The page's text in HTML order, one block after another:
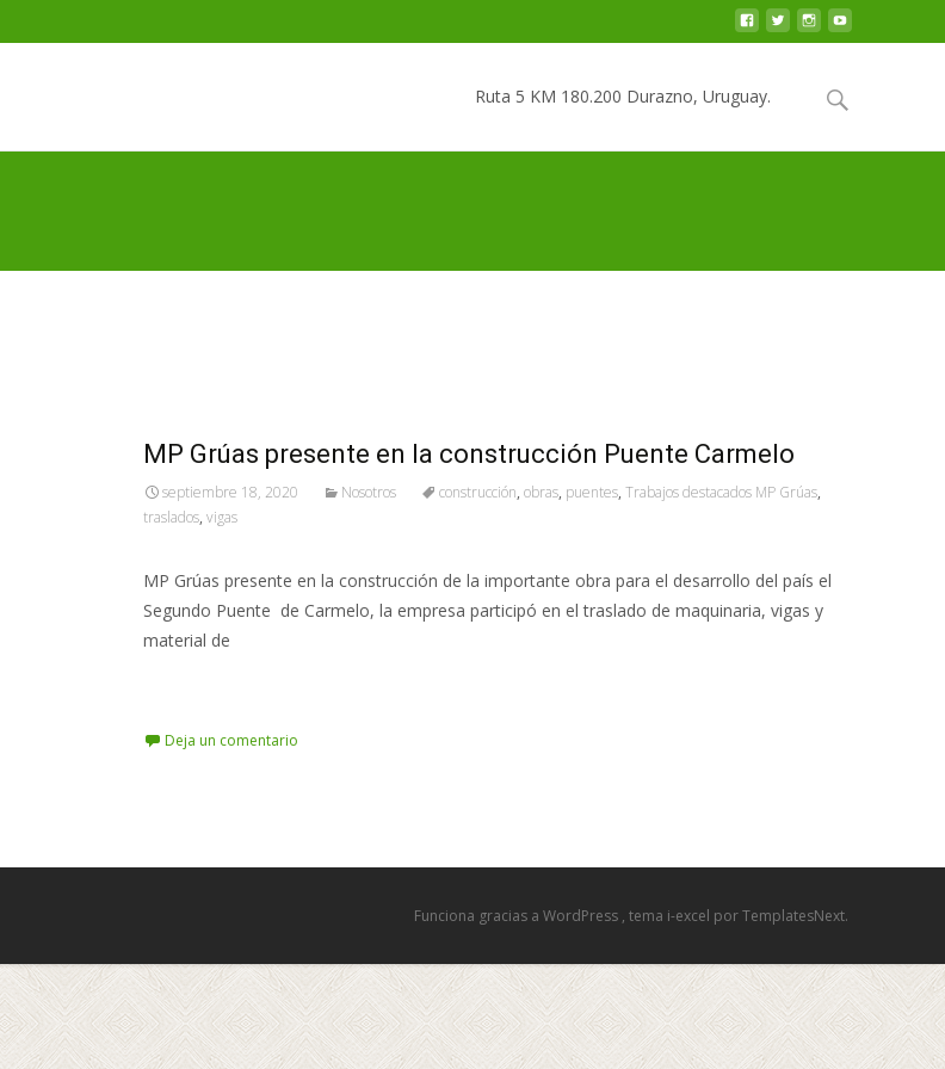
Ruta 5 KM 180.200 Durazno, Uruguay.
Buscar
por:
MP Grúas presente en la construcción Puente Carmelo
septiembre 18, 2020 Nosotros construcción, obras, puentes, Trabajos destacados MP Grúas,
traslados, vigas
MP Grúas presente en la construcción de la importante obra para el desarrollo del país el
Segundo Puente de Carmelo, la empresa participó en el traslado de maquinaria, vigas y
material de
Deja un comentario
Funciona gracias a WordPress , tema i-excel por TemplatesNext.